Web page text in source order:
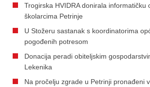
Trogirska HVIDRA donirala informatičku
školarcima Petrinje
U Stožeru sastanak s koordinatorima
pogođenih potresom
Donacija peradi obiteljskim
Lekenika
Na pročelju zgrade u Petrinji pronađeni